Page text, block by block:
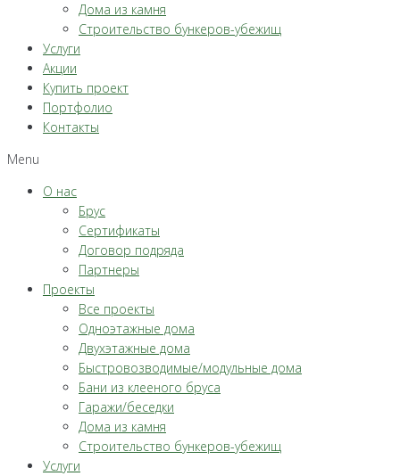
Дома из камня
Строительство бункеров-убежищ
Услуги
Акции
Купить проект
Портфолио
Контакты
Menu
О нас
Брус
Сертификаты
Договор подряда
Партнеры
Проекты
Все проекты
Одноэтажные дома
Двухэтажные дома
Быстровозводимые/модульные дома
Бани из клееного бруса
Гаражи/беседки
Дома из камня
Строительство бункеров-убежищ
Услуги